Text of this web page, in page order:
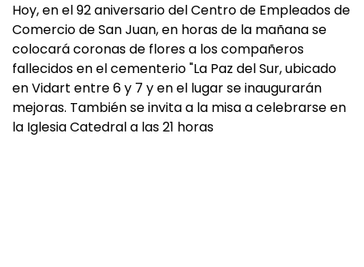
Hoy, en el 92 aniversario del Centro de Empleados de
Comercio de San Juan, en horas de la mañana se
colocará coronas de flores a los compañeros
fallecidos en el cementerio "La Paz del Sur, ubicado
en Vidart entre 6 y 7 y en el lugar se inaugurarán
mejoras. También se invita a la misa a celebrarse en
la Iglesia Catedral a las 21 horas